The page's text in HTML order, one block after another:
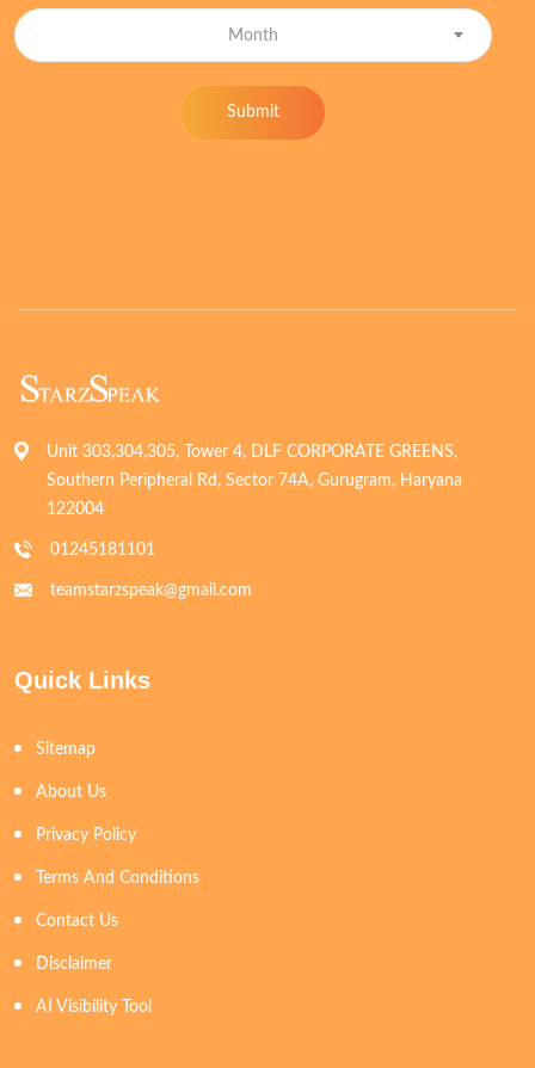
Month
Submit
Unit 303,304,305, Tower 4, DLF CORPORATE GREENS,
Southern Peripheral Rd, Sector 74A, Gurugram, Haryana
122004
01245181101
teamstarzspeak@gmail.com
Quick Links
Sitemap
About Us
Privacy Policy
Terms And Conditions
Contact Us
Disclaimer
AI Visibility Tool